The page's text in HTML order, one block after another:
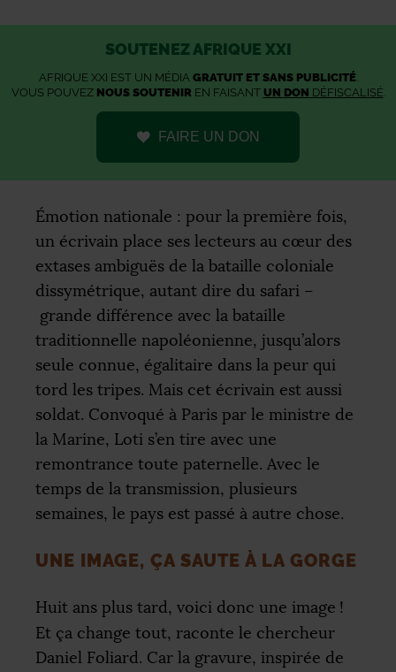
SOUTENEZ AFRIQUE XXI
AFRIQUE XXI EST UN MÉDIA GRATUIT ET SANS PUBLICITÉ.
VOUS POUVEZ NOUS SOUTENIR EN FAISANT UN DON DÉFISCALISÉ
FAIRE UN DON
Émotion nationale : pour la première fois,
un écrivain place ses lecteurs au cœur des
extases ambiguës de la bataille coloniale
dissymétrique, autant dire du safari –
grande différence avec la bataille
traditionnelle napoléonienne, jusqu’alors
seule connue, égalitaire dans la peur qui
tord les tripes. Mais cet écrivain est aussi
soldat. Convoqué à Paris par le ministre de
la Marine, Loti s’en tire avec une
remontrance toute paternelle. Avec le
temps de la transmission, plusieurs
semaines, le pays est passé à autre chose.
UNE IMAGE, ÇA SAUTE À LA GORGE
Huit ans plus tard, voici donc une image !
Et ça change tout, raconte le chercheur
Daniel Foliard. Car la gravure, inspirée de